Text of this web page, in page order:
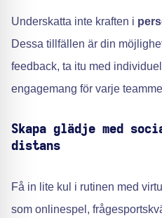
Underskatta inte kraften i
Dessa tillfällen är din
feedback, ta itu med
engagemang för varje
Skapa glädje med
distans
Få in lite kul i rutinen med
som onlinespel,